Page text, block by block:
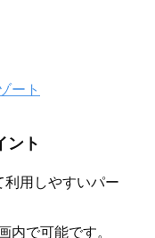
ート
ント
利用しやすいパー
内で可能です。